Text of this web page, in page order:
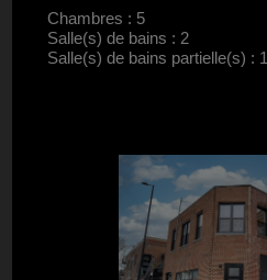
Chambres : 5
Salle(s) de bains : 2
Salle(s) de bains partielle(s) : 1